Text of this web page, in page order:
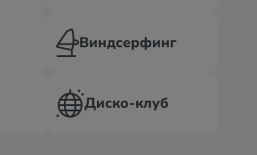
Виндсерфинг
Диско-клуб